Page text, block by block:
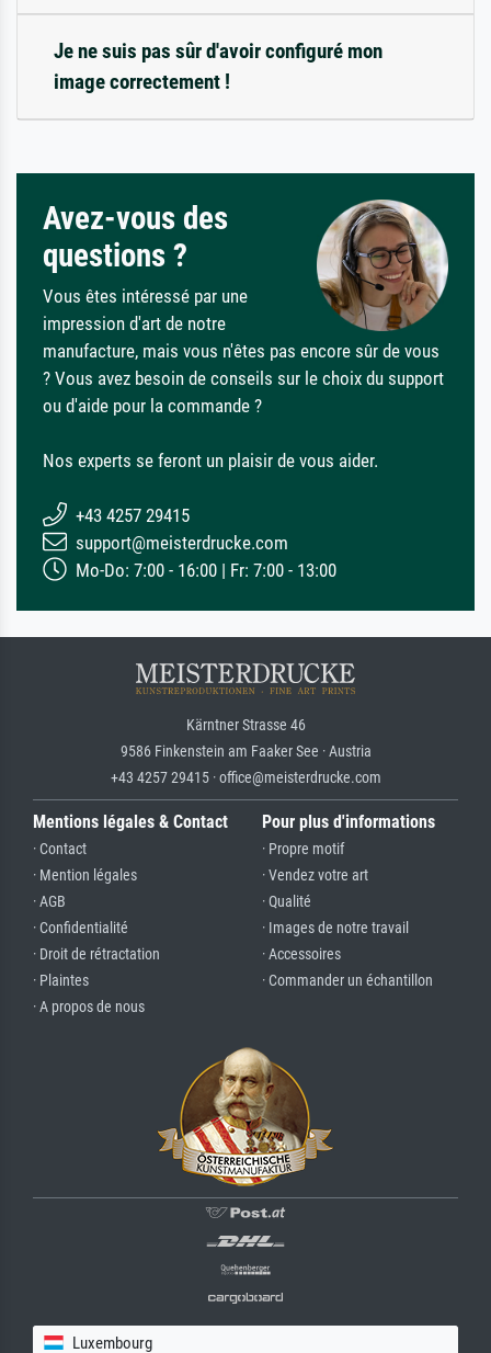
Je ne suis pas sûr d'avoir configuré mon
image correctement !
Avez-vous des
questions ?
Vous êtes intéressé par une
impression d'art de notre
manufacture, mais vous n'êtes pas encore sûr de vous
? Vous avez besoin de conseils sur le choix du support
ou d'aide pour la commande ?
Nos experts se feront un plaisir de vous aider.
+43 4257 29415
support@meisterdrucke.com
Mo-Do: 7:00 - 16:00 | Fr: 7:00 - 13:00
Kärntner Strasse 46
9586 Finkenstein am Faaker See · Austria
+43 4257 29415 · office@meisterdrucke.com
Mentions légales & Contact
· Contact
· Mention légales
· AGB
· Confidentialité
· Droit de rétractation
· Plaintes
· A propos de nous
Pour plus d'informations
· Propre motif
· Vendez votre art
· Qualité
· Images de notre travail
· Accessoires
· Commander un échantillon
Luxembourg